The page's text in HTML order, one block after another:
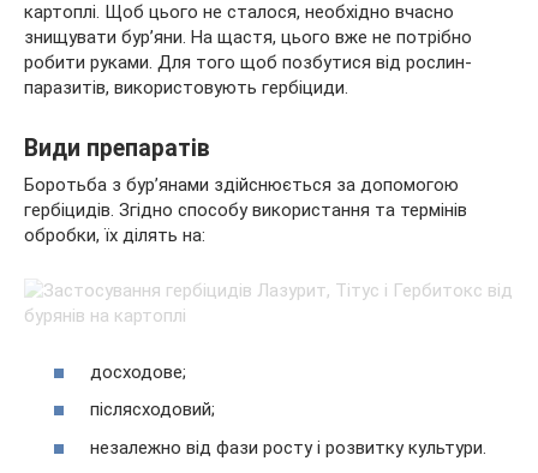
картоплі. Щоб цього не сталося, необхідно вчасно
знищувати бур’яни. На щастя, цього вже не потрібно
робити руками. Для того щоб позбутися від рослин-
паразитів, використовують гербіциди.
Види препаратів
Боротьба з бур’янами здійснюється за допомогою
гербіцидів. Згідно способу використання та термінів
обробки, їх ділять на:
досходове;
післясходовий;
незалежно від фази росту і розвитку культури.